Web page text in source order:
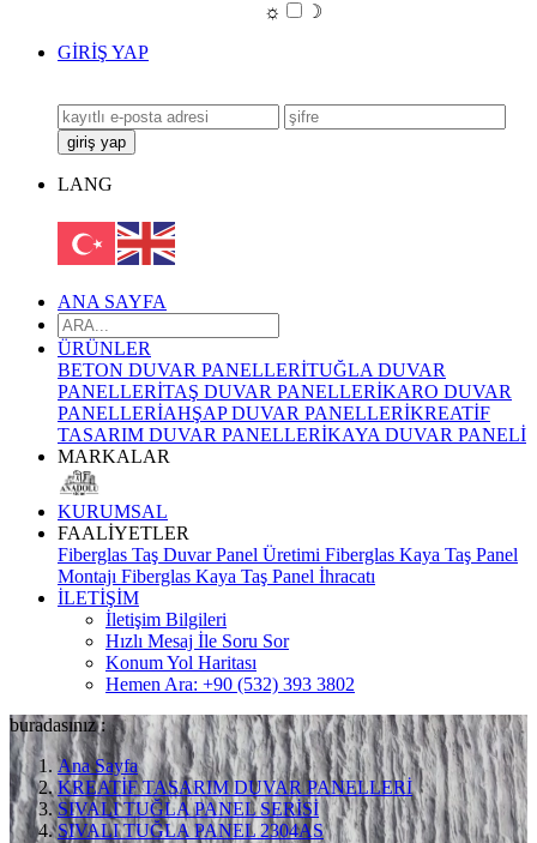
☼
☽
GİRİŞ YAP
LANG
ANA SAYFA
ÜRÜNLER
BETON DUVAR PANELLERİTUĞLA DUVAR
PANELLERİTAŞ DUVAR PANELLERİKARO DUVAR
PANELLERİAHŞAP DUVAR PANELLERİKREATİF
TASARIM DUVAR PANELLERİKAYA DUVAR PANELİ
MARKALAR
KURUMSAL
FAALİYETLER
Fiberglas Taş Duvar Panel Üretimi Fiberglas Kaya Taş Panel
Montajı Fiberglas Kaya Taş Panel İhracatı
İLETİŞİM
İletişim Bilgileri
Hızlı Mesaj İle Soru Sor
Konum Yol Haritası
Hemen Ara: +90 (532) 393 3802
buradasınız :
Ana Sayfa
KREATİF TASARIM DUVAR PANELLERİ
SIVALI TUĞLA PANEL SERİSİ
SIVALI TUĞLA PANEL 2304AS